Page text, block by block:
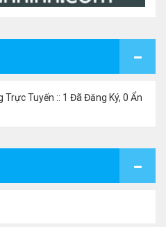
Trực Tuyến :: 1 Đã Đăng Ký, 0 Ẩn